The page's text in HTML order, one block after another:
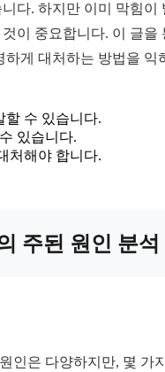
다. 하지만 이미 막힘이
이 중요합니다. 이 글을
게 대처하는 방법을 익
할 수 있습니다.
있습니다.
처해야 합니다.
주된 원인 분석
인은 다양하지만, 몇 가